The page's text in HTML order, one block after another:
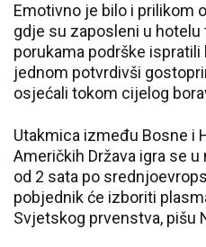
Emotivno je bilo i prilikom
gdje su zaposleni u
porukama podrške
jednom potvrdivši
osjećali tokom cijelog
Utakmica između Bosne i
Američkih Država igra se
od 2 sata po
pobjednik će izboriti
Svjetskog prvenstva, pišu